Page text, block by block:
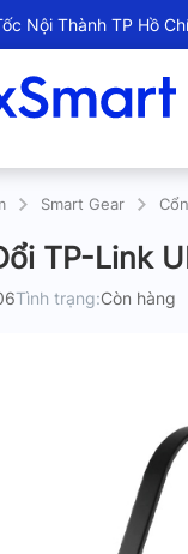
Nội Thành TP Hồ
Smart Gear
TP-Link
Tình trạng:Còn hàng